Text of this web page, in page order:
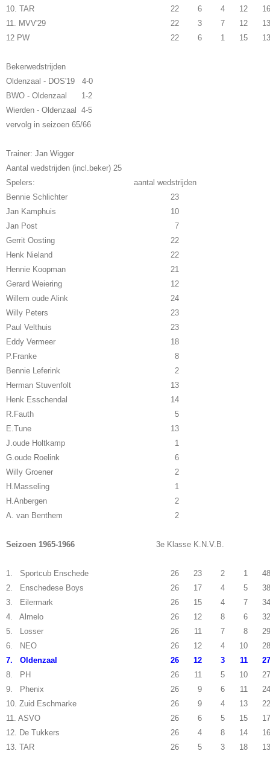
10. TAR
22 6 4 12
16
11. MVV'29
22 3 7 12
13
12 PW
22 6 1 15 13
Bekerwedstrijden
Oldenzaal - DOS'19 4-0
BWO - Oldenzaal 1-2
Wierden - Oldenzaal 4-5
vervolg in seizoen 65/66
Trainer: Jan Wigger
Aantal wedstrijden (incl.beker) 25
Spelers: aantal wedstrijden
Bennie Schlichter
23
Jan Kamphuis
10
Jan Post
7
Gerrit Oosting
22
Henk Nieland
22
Hennie Koopman
21
Gerard Weiering
12
Willem oude Alink
24
Willy Peters
23
Paul Velthuis
23
Eddy Vermeer
18
P.Franke
8
Bennie Leferink
2
Herman Stuvenfolt
13
Henk Esschendal
14
R.Fauth
5
E.Tune
13
J.oude Holtkamp
1
G.oude Roelink
6
Willy Groener
2
H.Masseling
1
H.Anbergen
2
A. van Benthem
2
Seizoen 1965-1966 3e Klasse K.N.V.B.
1. Sportcub Enschede 26 23 2 1
48
2. Enschedese Boys
26 17 4 5
38
3. Eilermark
26 15 4 7
34
4. Almelo
26 12 8 6
32
5. Losser
26 11 7 8
29
6. NEO
26 12 4 10
28
7. Oldenzaal
26 12 3 11
27
8. PH
26 11 5 10
27
9. Phenix
26 9 6 11
24
10. Zuid Eschmarke
26 9 4 13
22
11. ASVO
26 6 5 15
17
12. De Tukkers
26 4 8 14
16
13. TAR
26 5 3 18 13